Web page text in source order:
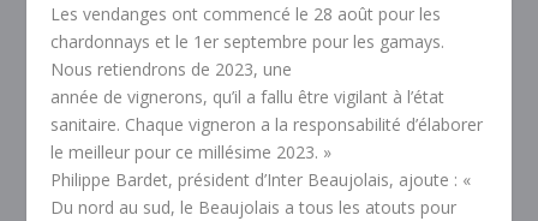
Les vendanges ont commencé le 28 août pour les
chardonnays et le 1er septembre pour les gamays.
Nous retiendrons de 2023, une
année de vignerons, qu’il a fallu être vigilant à l’état
sanitaire. Chaque vigneron a la responsabilité d’élaborer
le meilleur pour ce millésime 2023. »
Philippe Bardet, président d’Inter Beaujolais, ajoute : «
Du nord au sud, le Beaujolais a tous les atouts pour